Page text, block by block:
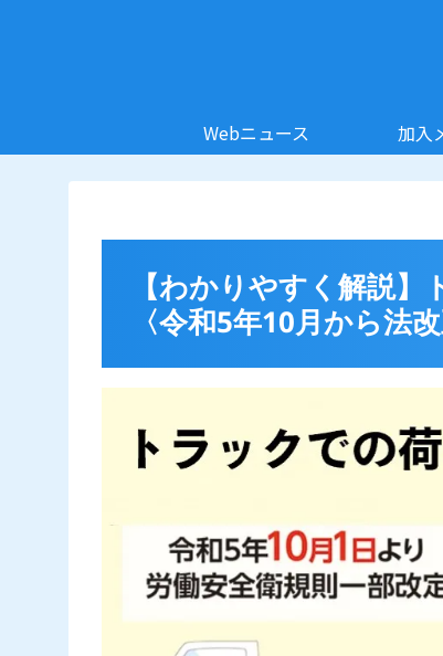
Webニュース 加入
【わかりやすく解説
〈令和5年10月から法改